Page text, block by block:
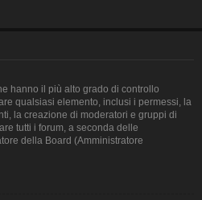
hanno il più alto grado di controllo
qualsiasi elemento, inclusi i permessi, la
la creazione di moderatori e gruppi di
tutti i forum, a seconda delle
della Board (Amministratore